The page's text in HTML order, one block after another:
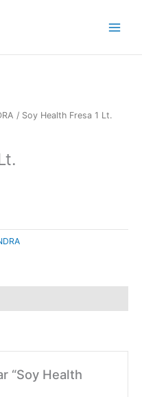
/ Soy Health Fresa 1 Lt.
“Soy Health